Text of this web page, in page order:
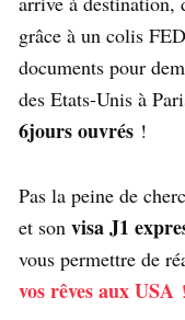
grâce à un colis
documents pour
des Etats-Unis à
6jours ouvrés !
Pas la peine de
et son visa J1
vous permettre de
vos rêves aux USA !